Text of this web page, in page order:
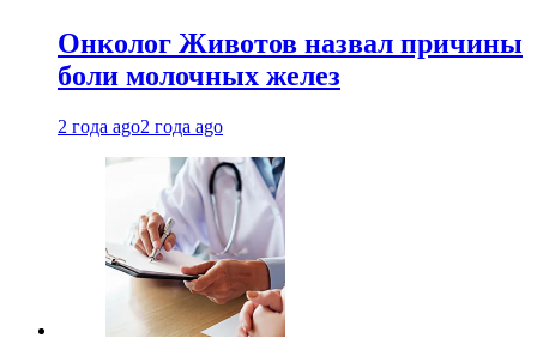
Онколог Животов назвал причины
боли молочных желез
2 года ago2 года ago